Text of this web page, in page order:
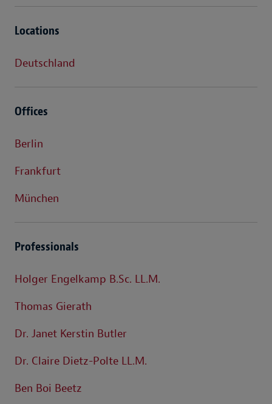
Locations
Deutschland
Offices
Berlin
Frankfurt
München
Professionals
Holger Engelkamp B.Sc. LL.M.
Thomas Gierath
Dr. Janet Kerstin Butler
Dr. Claire Dietz-Polte LL.M.
Ben Boi Beetz